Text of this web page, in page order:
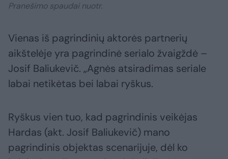
Pranešimo spaudai nuotr.
Vienas iš pagrindinių aktorės partnerių
aikštelėje yra pagrindinė serialo žvaigždė –
Josif Baliukevič. „Agnės atsiradimas seriale
labai netikėtas bei labai ryškus.
Ryškus vien tuo, kad pagrindinis veikėjas
Hardas (akt. Josif Baliukevič) mano
pagrindinis objektas scenarijuje, dėl ko